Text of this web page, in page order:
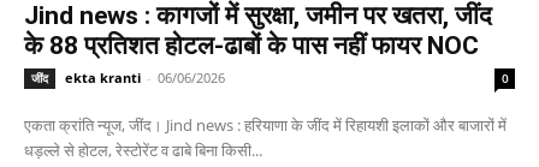
Jind news : कागजों में सुरक्षा, जमीन पर खतरा, जींद
के 88 प्रतिशत होटल-ढाबों के पास नहीं फायर NOC
जींद ekta kranti - 06/06/2026 0
एकता क्रांति न्यूज, जींद। Jind news : हरियाणा के जींद में रिहायशी इलाकों और बाजारों में
धड़ल्ले से होटल, रेस्टोरेंट व ढाबे बिना किसी...